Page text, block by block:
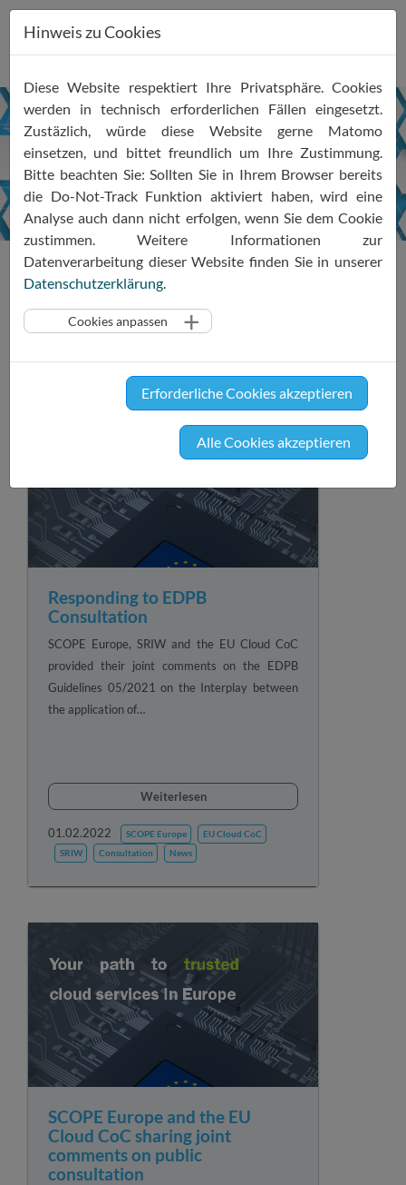
Inhalt
springen
Konsultationenund
Stellungnahmen
Aktuelles Konsultationen und Stellungnahmen
Responding to EDPB
Consultation
SCOPE Europe, SRIW and the EU Cloud CoC
provided their joint comments on the EDPB
Guidelines 05/2021 on the Interplay between
the application of…
Weiterlesen
01.02.2022 SCOPE Europe
EU Cloud CoC
SRIW
Consultation News
SCOPE Europe and the EU
Cloud CoC sharing joint
comments on public
consultation
Hinweis zu Cookies
Diese Website respektiert Ihre Privatsphäre. Cookies
werden in technisch erforderlichen Fällen eingesetzt.
Zustäzlich, würde diese Website gerne Matomo
einsetzen, und bittet freundlich um Ihre Zustimmung.
Bitte beachten Sie: Sollten Sie in Ihrem Browser bereits
die Do-Not-Track Funktion aktiviert haben, wird eine
Analyse auch dann nicht erfolgen, wenn Sie dem Cookie
zustimmen. Weitere Informationen zur
Datenverarbeitung dieser Website finden Sie in unserer
Datenschutzerklärung.
Cookies anpassen
Erforderliche Cookies akzeptieren
Alle Cookies akzeptieren